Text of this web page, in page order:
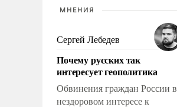
МНЕНИЯ
Сергей Лебедев
Почему русских так
интересует геополитика
Обвинения граждан России в
нездоровом интересе к